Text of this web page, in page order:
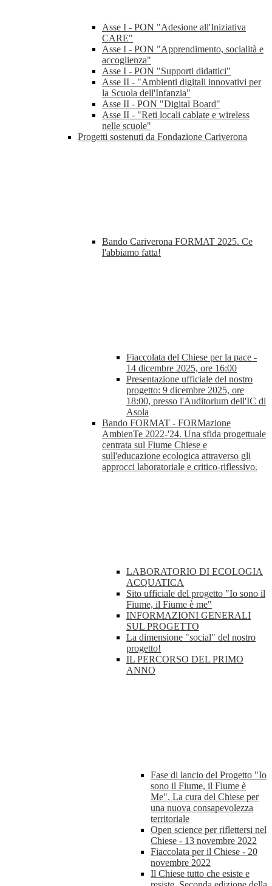
Asse I - PON "Adesione all'Iniziativa
CARE"
Asse I - PON "Apprendimento, socialità e
accoglienza"
Asse I - PON "Supporti didattici"
Asse II - "Ambienti digitali innovativi per
la Scuola dell'Infanzia"
Asse II - PON "Digital Board"
Asse II - "Reti locali cablate e wireless
nelle scuole"
Progetti sostenuti da Fondazione Cariverona
Bando Cariverona FORMAT 2025. Ce
l'abbiamo fatta!
Fiaccolata del Chiese per la pace -
14 dicembre 2025, ore 16:00
Presentazione ufficiale del nostro
progetto: 9 dicembre 2025, ore
18:00, presso l'Auditorium dell'IC di
Asola
Bando FORMAT - FORMazione
AmbienTe 2022-'24. Una sfida progettuale
centrata sul Fiume Chiese e
sull'educazione ecologica attraverso gli
approcci laboratoriale e critico-riflessivo.
LABORATORIO DI ECOLOGIA
ACQUATICA
Sito ufficiale del progetto "Io sono il
Fiume, il Fiume è me"
INFORMAZIONI GENERALI
SUL PROGETTO
La dimensione "social" del nostro
progetto!
IL PERCORSO DEL PRIMO
ANNO
Fase di lancio del Progetto "Io
sono il Fiume, il Fiume è
Me". La cura del Chiese per
una nuova consapevolezza
territoriale
Open science per riflettersi nel
Chiese - 13 novembre 2022
Fiaccolata per il Chiese - 20
novembre 2022
Il Chiese tutto che esiste e